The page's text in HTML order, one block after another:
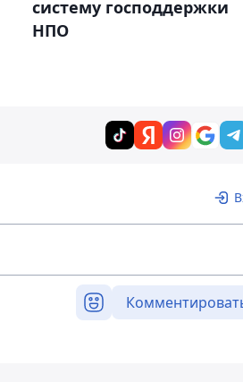
систему господдержки
НПО